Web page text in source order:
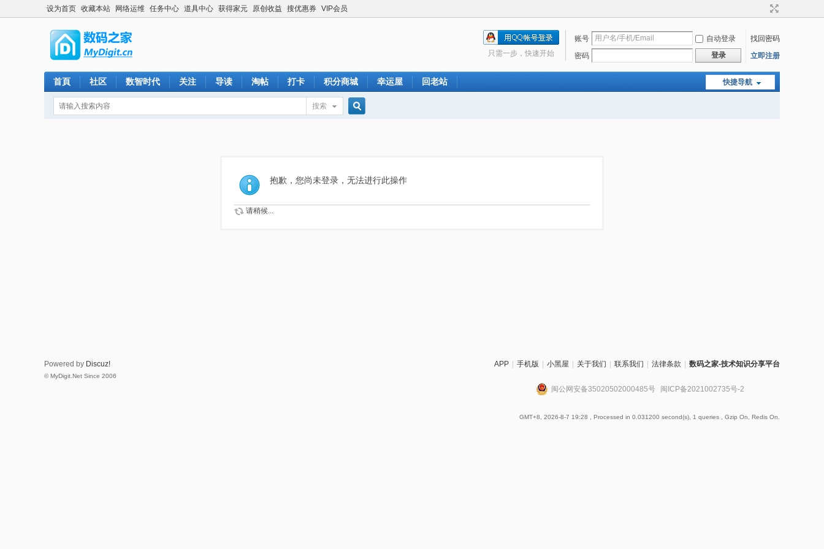
设为首页 收藏本站 网络运维 任务中心 道具中心 获得家元 原创收益 搜优惠券 VIP会员
账号 自动登录
找回密码
密码
登录 立即注册
只需一步，快速开始
快捷导航
首頁 社区 数智时代 关注 导读 淘帖 打卡 积分商城 幸运屋 回老站
搜索
索
抱歉，您尚未登录，无法进行此操作
请稍候...
APP 手机版 小黑屋 关于我们 联系我们 法律条款 数码之家-技术知识分享平台
闽公网安备35020502000485号 闽ICP备2021002735号-2
GMT+8, 2026-8-7 19:28 , Processed in 0.031200 second(s), 1 queries , Gzip On, Redis On.
Powered by Discuz!
© MyDigit.Net Since 2006